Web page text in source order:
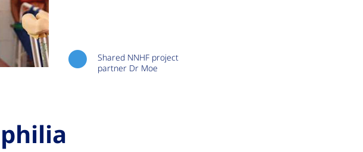
Shared NNHF project
partner Dr Moe